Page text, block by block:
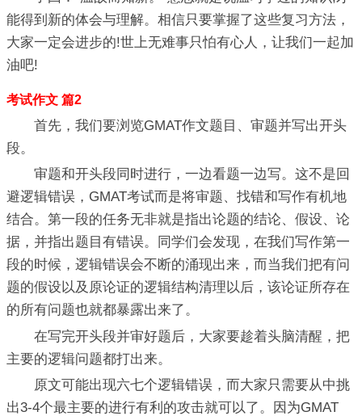
能得到新的体会与理解。相信只要掌握了这些复习方法，
大家一定会进步的!世上无难事只怕有心人，让我们一起加
油吧!
考试作文 篇2
首先，我们要浏览GMAT作文题目、审题并写出开头
段。
审题和开头段同时进行，一边看题一边写。这不是回
避逻辑错误，GMAT考试而是将审题、找错和写作有机地
结合。第一段的任务无非就是指出论题的结论、假设、论
据，并指出题目有错误。同学们会发现，在我们写作第一
段的时候，逻辑错误会不断的涌现出来，而当我们把有问
题的假设以及原论证的逻辑结构清理以后，该论证所存在
的所有问题也就都暴露出来了。
在写完开头段并审好题后，大家要趁着头脑清醒，把
主要的逻辑问题都打出来。
原文可能出现六七个逻辑错误，而大家只需要从中挑
出3-4个最主要的进行有利的攻击就可以了。因为GMAT